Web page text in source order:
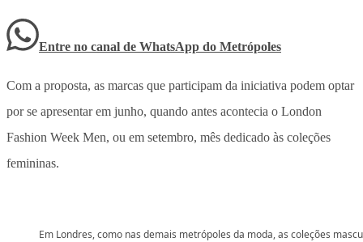
Entre no canal de WhatsApp do Metrópoles
Com a proposta, as marcas que participam da iniciativa podem optar
por se apresentar em junho, quando antes acontecia o London
Fashion Week Men, ou em setembro, mês dedicado às coleções
femininas.
Em Londres, como nas demais metrópoles da moda, as coleções